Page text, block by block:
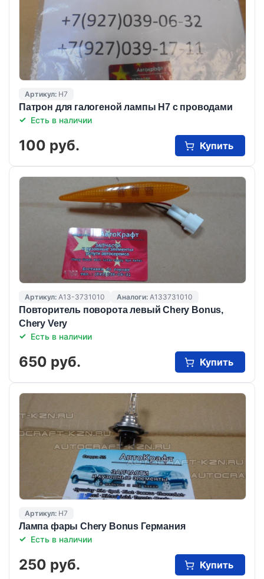
Артикул: Н7
Патрон для галогеной лампы Н7 с проводами
Есть в наличии
100 руб. Купить
Артикул: A13-3731010 Аналоги: A133731010
Повторитель поворота левый Chery Bonus,
Chery Very
Есть в наличии
650 руб. Купить
Артикул: H7
Лампа фары Chery Bonus Германия
Есть в наличии
250 руб. Купить